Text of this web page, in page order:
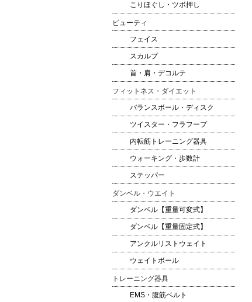
こりほぐし・ツボ押し
ビューティ
フェイス
スカルプ
首・肩・デコルテ
フィットネス・ダイエット
バランスボール・ディスク
ツイスター・フラフープ
内転筋トレーニング器具
ウォーキング・歩数計
ステッパー
ダンベル・ウエイト
ダンベル【重量可変式】
ダンベル【重量固定式】
アンクルリストウェイト
ウェイトボール
トレーニング器具
EMS・腹筋ベルト